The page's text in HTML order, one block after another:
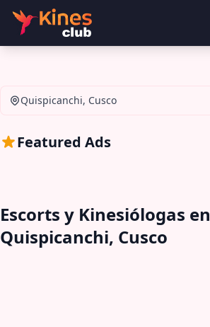
Quispicanchi, Cusco
Featured Ads
Escorts y Kinesiólogas en
Quispicanchi, Cusco